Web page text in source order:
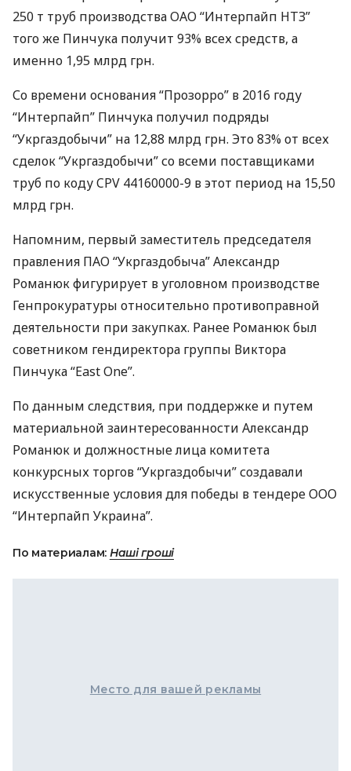
250 т труб производстваОАО “Интерпайп НТЗ”
того же Пинчука получит 93% всех средств, а
именно 1,95 млрд грн.
Со времени основания “Прозорро” в 2016 году
“Интерпайп” Пинчука получил подряды
“Укргаздобычи” на 12,88 млрд грн. Это 83% от всех
сделок “Укргаздобычи” со всеми поставщиками
труб по кодуCPV 44160000-9 в этот период на 15,50
млрд грн.
Напомним, первый заместитель председателя
правления ПАО “Укргаздобыча” Александр
Романюк фигурирует в уголовном производстве
Генпрокуратуры относительно противоправной
деятельности при закупках. Ранее Романюк был
советником гендиректора группы Виктора
Пинчука “East One”.
По данным следствия, при поддержке и путем
материальной заинтересованности Александр
Романюк и должностные лица комитета
конкурсных торгов “Укргаздобычи” создавали
искусственные условия для победы в тендереООО
“Интерпайп Украина”.
По материалам: Наші гроші
Место для вашей рекламы